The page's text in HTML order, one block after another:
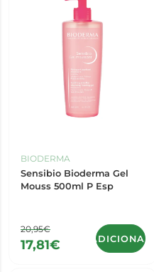
BIODERMA
Sensibio Bioderma Gel
Mouss 500ml P Esp
20,95€
17,81€ ADICIONAR